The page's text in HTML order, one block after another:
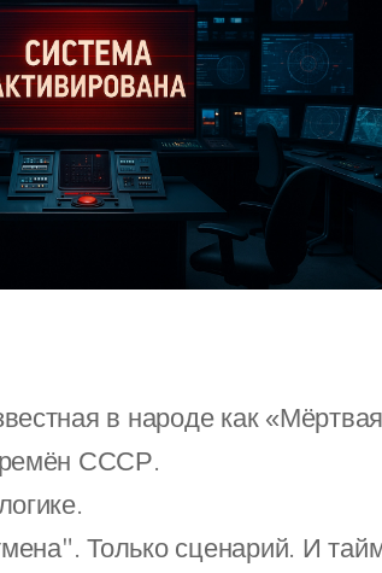
в народе как
СССР.
Только сценарий. И